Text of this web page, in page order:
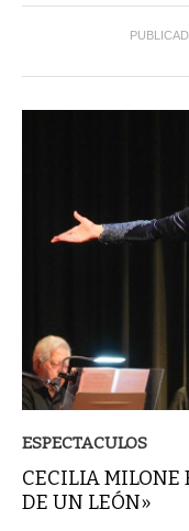
ESPECTACULOS
CECILIA MILONE
DE UN LEÓN»